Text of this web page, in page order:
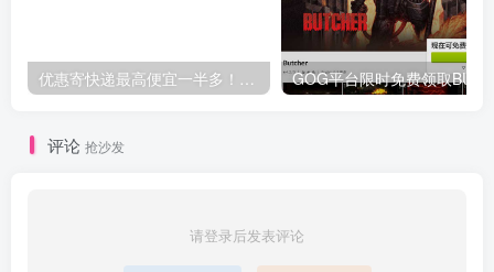
评论 抢沙发
请登录后发表评论